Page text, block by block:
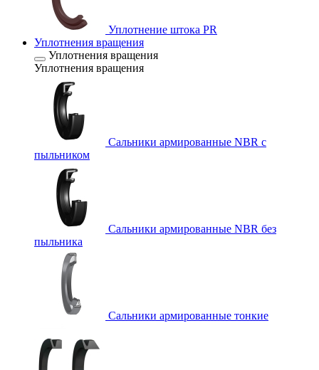
Уплотнение штока PR
Уплотнения вращения
Уплотнения вращения
Уплотнения вращения
Сальники армированные NBR с
пыльником
Сальники армированные NBR без
пыльника
Сальники армированные тонкие